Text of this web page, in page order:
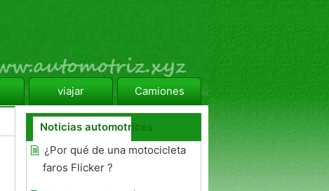
viajar Camiones
Noticias automotrices
¿Por qué de una motocicleta
faros Flicker ?